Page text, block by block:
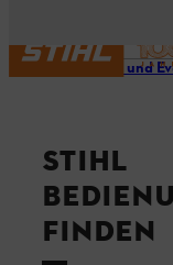
Service und
STIHL
FINDEN